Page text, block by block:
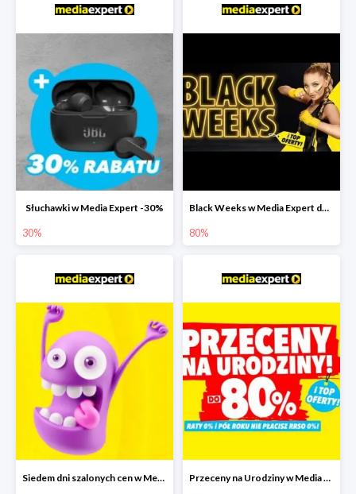
Słuchawki w Media Expert -30%
30%
Black Weeks w Media Expert do -80%
80%
Siedem dni szalonych cen w Media Expert do -80% Przeceny na Urodziny w Media Expert do -80%